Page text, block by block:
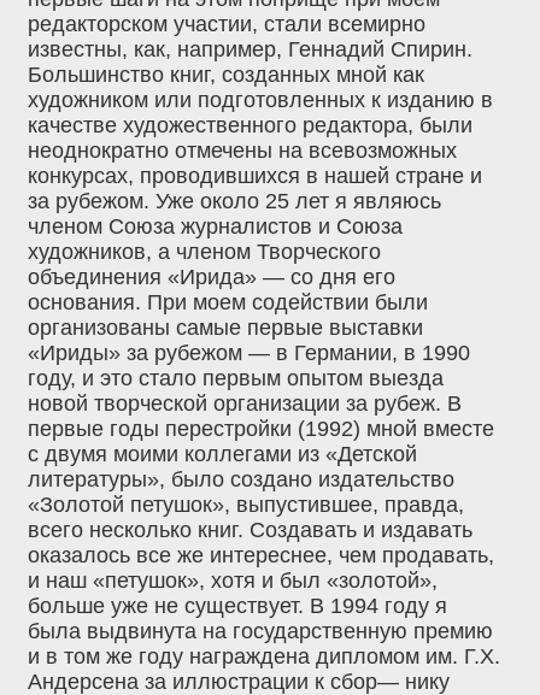
редакторском участии, стали всемирно
известны, как, например, Геннадий Спирин.
Большинство книг, созданных мной как
художником или подготовленных к изданию в
качестве художественного редактора, были
неоднократно отмечены на всевозможных
конкурсах, проводившихся в нашей стране и
за рубежом. Уже около 25 лет я являюсь
членом Союза журналистов и Союза
художников, а членом Творческого
объединения «Ирида» — со дня его
основания. При моем содействии были
организованы самые первые выставки
«Ириды» за рубежом — в Германии, в 1990
году, и это стало первым опытом выезда
новой творческой организации за рубеж. В
первые годы перестройки (1992) мной вместе
с двумя моими коллегами из «Детской
литературы», было создано издательство
«Золотой петушок», выпустившее, правда,
всего несколько книг. Создавать и издавать
оказалось все же интереснее, чем продавать,
и наш «петушок», хотя и был «золотой»,
больше уже не существует. В 1994 году я
была выдвинута на государственную премию
и в том же году награждена дипломом им. Г.Х.
Андерсена за иллюстрации к сбор— нику